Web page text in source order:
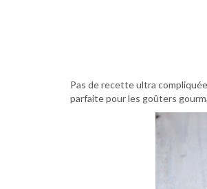
Pas de recette ultra
parfaite pour les goûters